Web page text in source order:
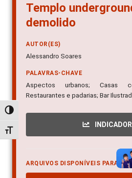
Alternar alto contraste
Alternar tamanho da fonte
Templo
demolido
AUTOR(ES)
Alessandro Soares
PALAVRAS-CHAVE
Aspectos urbanos; Casas
Restaurantes e padarias; Bar
ARQUIVOS DISPONÍVEIS PARA